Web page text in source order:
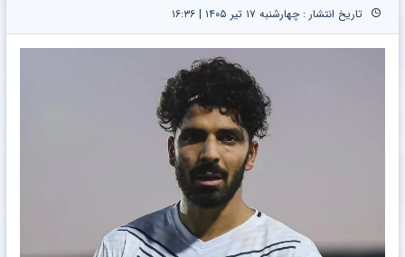
تاریخ انتشار : چهارشنبه ۱۷ تیر ۱۴۰۵ | ۱۶:۳۶